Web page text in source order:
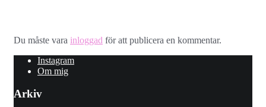
Du måste vara inloggad för att publicera en kommentar.
Instagram
Om mig
Arkiv